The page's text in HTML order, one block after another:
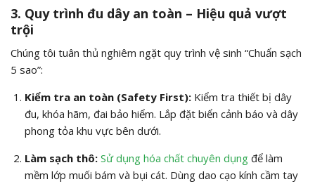
3. Quy trình đu dây an toàn – Hiệu quả vượt
trội
Chúng tôi tuân thủ nghiêm ngặt quy trình vệ sinh “Chuẩn sạch
5 sao”:
Kiểm tra an toàn (Safety First):Kiểm tra thiết bị dây
đu, khóa hãm, đai bảo hiểm. Lắp đặt biển cảnh báo và dây
phong tỏa khu vực bên dưới.
Làm sạch thô: Sử dụng hóa chất chuyên dụngđể làm
mềm lớp muối bám và bụi cát. Dùng dao cạo kính cầm tay